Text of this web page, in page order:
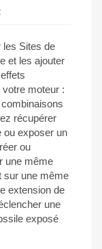
les Sites de
et les ajouter
moteur :
récupérer
ou exposer un
ou
une même
sur une même
extension de
une
exposé